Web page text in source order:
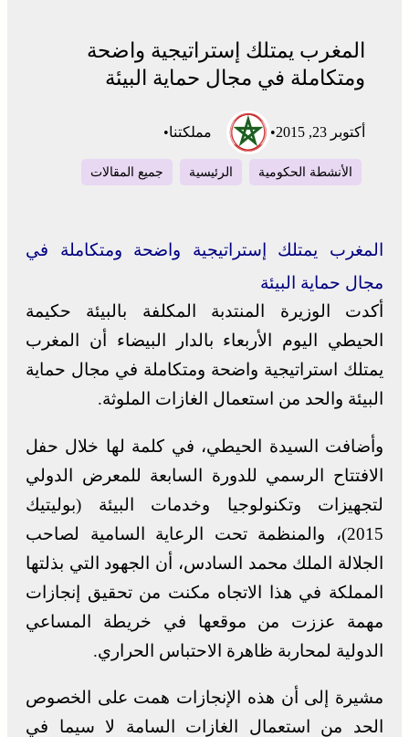
المغرب يمتلك إستراتيجية واضحة
ومتكاملة في مجال حماية البيئة
أكتوبر 23, 2015 • مملكتنا•
الأنشطة الحكومية الرئيسية جميع المقالات
المغرب يمتلك إستراتيجية واضحة ومتكاملة في
مجال حماية البيئة
أكدت الوزيرة المنتدبة المكلفة بالبيئة حكيمة
الحيطي اليوم الأربعاء بالدار البيضاء أن المغرب
يمتلك استراتيجية واضحة ومتكاملة في مجال حماية
البيئة والحد من استعمال الغازات الملوثة.
وأضافت السيدة الحيطي، في كلمة لها خلال حفل
الافتتاح الرسمي للدورة السابعة للمعرض الدولي
لتجهيزات وتكنولوجيا وخدمات البيئة (بوليتيك
2015)، والمنظمة تحت الرعاية السامية لصاحب
الجلالة الملك محمد السادس، أن الجهود التي بذلتها
المملكة في هذا الاتجاه مكنت من تحقيق إنجازات
مهمة عززت من موقعها في خريطة المساعي
الدولية لمحاربة ظاهرة الاحتباس الحراري.
مشيرة إلى أن هذه الإنجازات همت على الخصوص
الحد من استعمال الغازات السامة لا سيما في